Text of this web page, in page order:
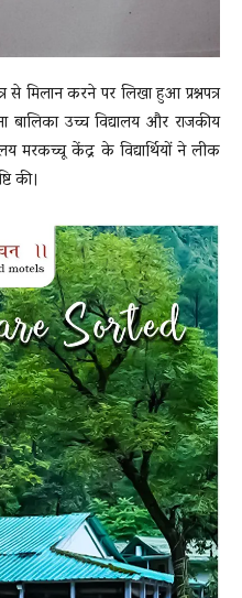
से मिलान करने पर लिखा हुआ प्रश्नपत्र
बालिका उच्च विद्यालय और राजकीय
मरकच्चू केंद्र के विद्यार्थियों ने लीक
की।